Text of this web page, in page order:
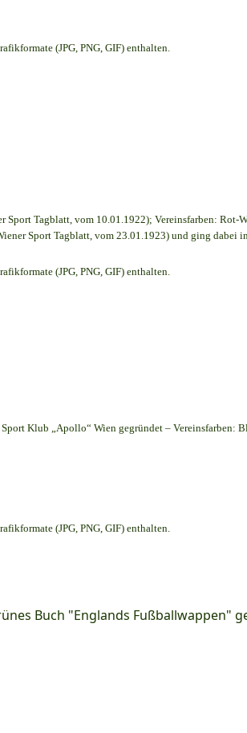
(JPG, PNG, GIF) enthalten.
Sport Tagblatt, vom 10.01.1922); Vereinsfarben: Rot-
Sport Tagblatt, vom 23.01.1923) und ging dabei
(JPG, PNG, GIF) enthalten.
Klub „Apollo“ Wien gegründet – Vereinsfarben:
(JPG, PNG, GIF) enthalten.
Buch "Englands Fußballwappen"